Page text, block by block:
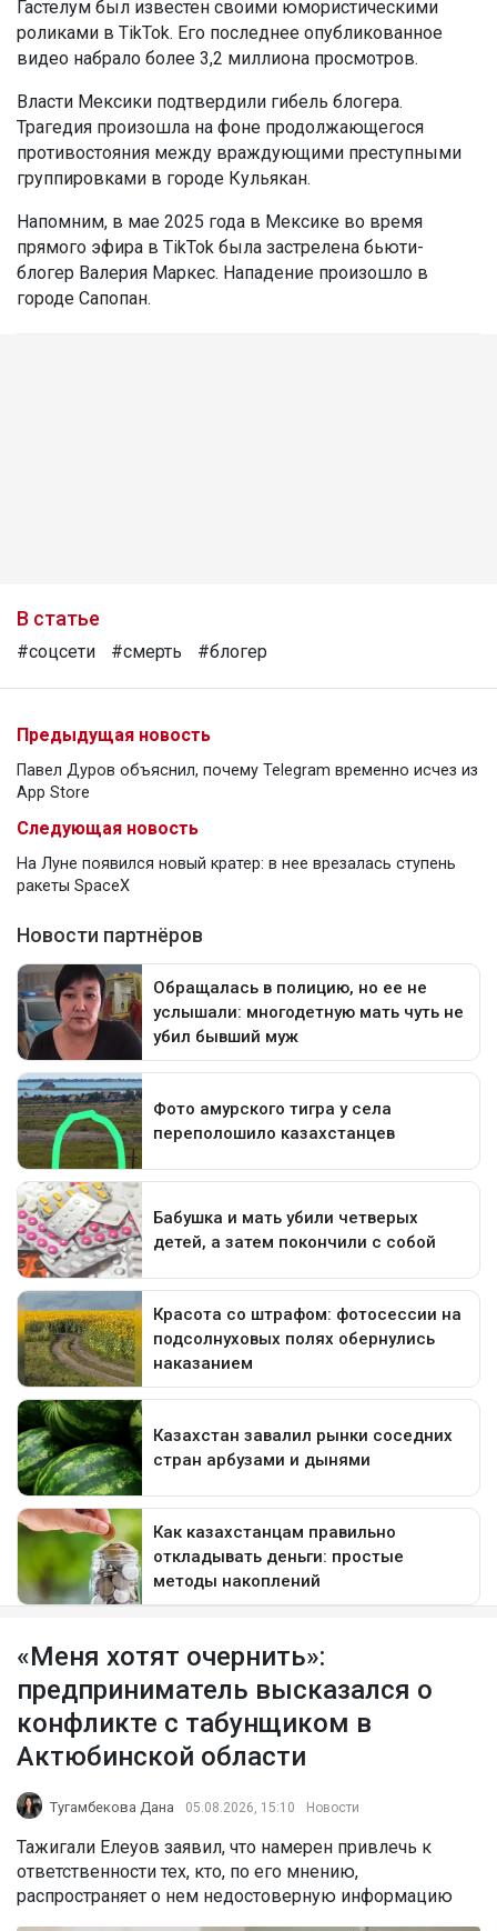
Гастелум был известен своими юмористическими
роликами в TikTok. Его последнее опубликованное
видео набрало более 3,2 миллиона просмотров.
Власти Мексики подтвердили гибель блогера.
Трагедия произошла на фоне продолжающегося
противостояния между враждующими преступными
группировками в городе Кульякан.
Напомним, в мае 2025 года в Мексике во время
прямого эфира в TikTok была застрелена бьюти-
блогер Валерия Маркес. Нападение произошло в
городе Сапопан.
В статье
#соцсети #смерть #блогер
Предыдущая новость
Павел Дуров объяснил, почему Telegram временно исчез из
App Store
Следующая новость
На Луне появился новый кратер: в нее врезалась ступень
ракеты SpaceX
«Меня хотят очернить»:
предприниматель высказался о
конфликте с табунщиком в
Актюбинской области
Тугамбекова Дана 05.08.2026, 15:10 Новости
Тажигали Елеуов заявил, что намерен привлечь к
ответственности тех, кто, по его мнению,
распространяет о нем недостоверную информацию